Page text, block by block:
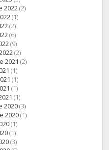
2022(2)
(1)
(2)
(6)
(9)
(2)
2021 (2)
(1)
(1)
(1)
(1)
2020(3)
2020(1)
(1)
(1)
(3)